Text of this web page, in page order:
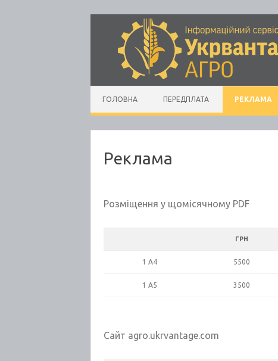
Skip to content
ГОЛОВНА ПЕРЕДПЛАТА РЕКЛАМА
Реклама
Розміщення у щомісячному PDF
ГРН
1 А4 5500
1 А5 3500
Сайт agro.ukrvantage.com